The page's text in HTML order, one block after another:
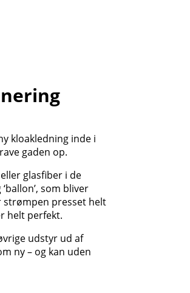
kloakledning inde i
gaden op.
glasfiber i de
som bliver
strømpen presset helt
helt perfekt.
udstyr ud af
ny – og kan uden